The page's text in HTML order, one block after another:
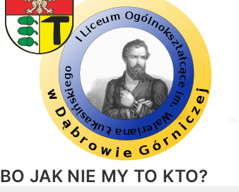
BO JAK NIE MY TO KTO?